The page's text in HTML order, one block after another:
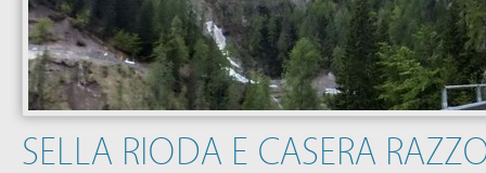
SELLA RIODA E CASERA